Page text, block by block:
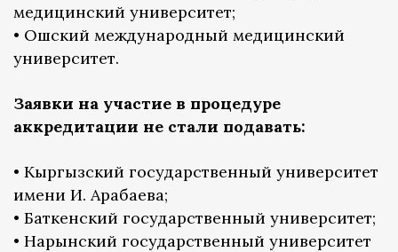
медицинский университет;
• Ошский международный медицинский
университет.
Заявки на участие в процедуре
аккредитации не стали подавать:
• Кыргызский государственный университет
имени И. Арабаева;
• Баткенский государственный университет;
• Нарынский государственный университет